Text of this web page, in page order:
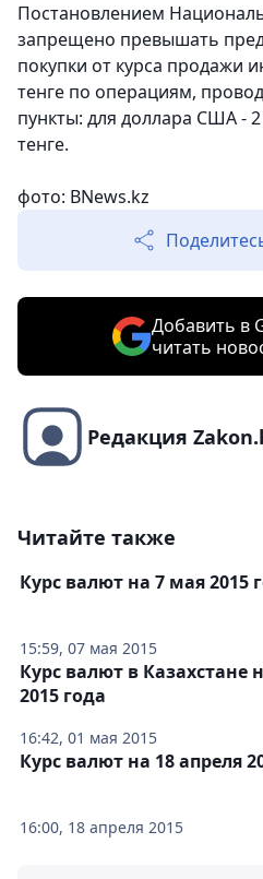
Постановлением
запрещено превышать
покупки от курса продажи
тенге по операциям,
пункты: для доллара США - 2
тенге.
фото: BNews.kz
Добавить в
читать
Редакция
Читайте также
15:59, 07 мая 2015
Курс валют на 7 мая 2015
16:42, 01 мая 2015
Курс валют в Казахстане
2015 года
16:00, 18 апреля 2015
Курс валют на 18 апреля